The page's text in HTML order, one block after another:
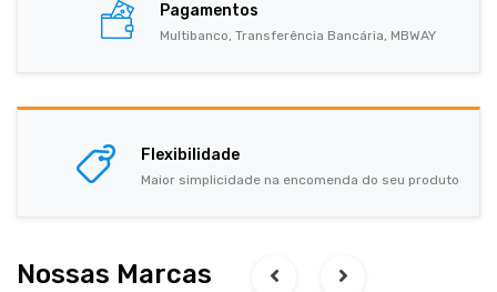
Pagamentos
Multibanco, Transferência Bancária, MBWAY
Flexibilidade
Maior simplicidade na encomenda do seu produto
Nossas Marcas